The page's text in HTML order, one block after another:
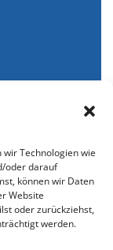
Technologien wie
oder darauf
können wir Daten
Website
oder zurückziehst,
werden.